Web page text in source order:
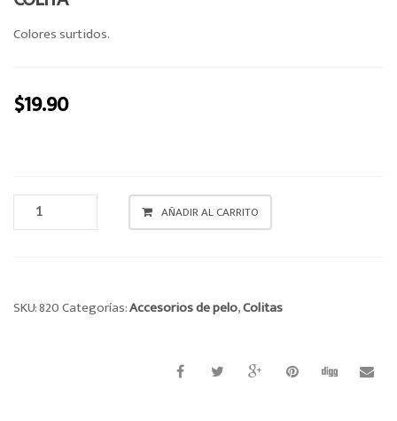
Colores surtidos.
$19.90
COLITA
CANTIDAD
AÑADIR AL CARRITO
SKU:820Categorías:Accesorios de pelo,Colitas